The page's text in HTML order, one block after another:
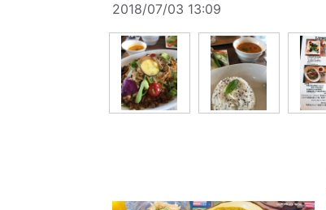
2018/07/03 13:09